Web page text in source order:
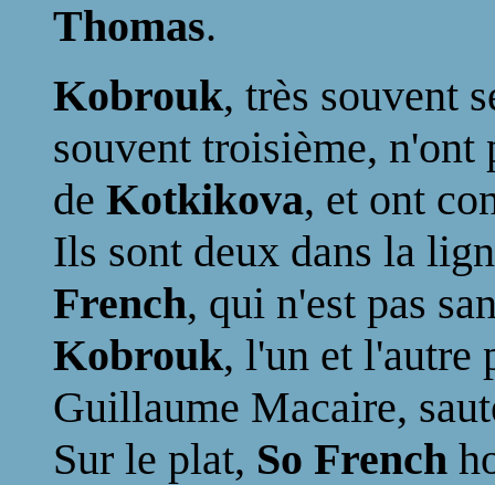
Thomas.
Kobrouk, très souvent
souvent troisième,
de Kotkikova, et ont
Ils sont deux dans la
French, qui n'est pas
Kobrouk, l'un et l'autre
Guillaume Macaire,
Sur le plat, So French